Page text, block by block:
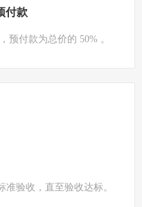
付款
预付款为总价的 50% 。
验收，直至验收达标。